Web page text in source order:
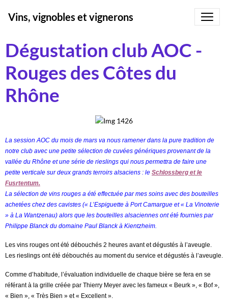
Vins, vignobles et vignerons
Dégustation club AOC -
Rouges des Côtes du
Rhône
La session AOC du mois de mars va nous ramener dans la pure tradition de
notre club avec une petite sélection de cuvées génériques provenant de la
vallée du Rhône et une série de rieslings qui nous permettra de faire une
petite verticale sur deux grands terroirs alsaciens : le Schlossberg et le
Fusrtentum.
La sélection de vins rouges a été effectuée par mes soins avec des bouteilles
achetées chez des cavistes (« L’Espiguette à Port Camargue et « La Vinoterie
» à La Wantzenau) alors que les bouteilles alsaciennes ont été fournies par
Philippe Blanck du domaine Paul Blanck à Kientzheim.
Les vins rouges ont été débouchés 2 heures avant et dégustés à l’aveugle.
Les rieslings ont été débouchés au moment du service et dégustés à l’aveugle.
Comme d’habitude, l’évaluation individuelle de chaque bière se fera en se
référant à la grille créée par Thierry Meyer avec les fameux « Beurk », « Bof »,
« Bien », « Très Bien » et « Excellent ».